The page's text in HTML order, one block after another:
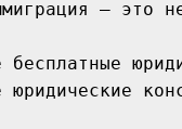
— это
бесплатные
юридические